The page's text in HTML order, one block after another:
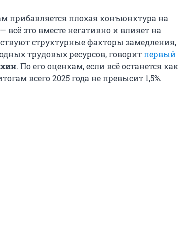
прибавляется плохая конъюнктура на
это вместе негативно и влияет на
структурные факторы замедления,
трудовых ресурсов, говоритпервый
. По его оценкам, если всё останется как
всего 2025 года не превысит 1,5%.